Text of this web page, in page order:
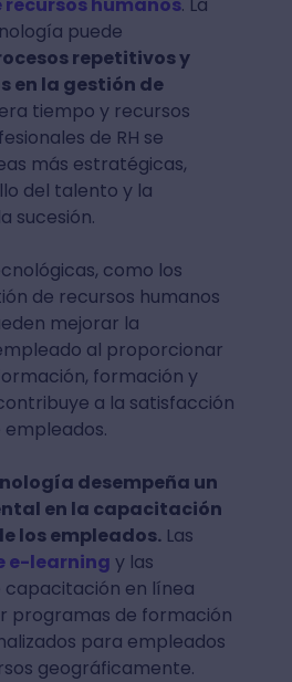
puede
repetitivos y
en la gestión de
tiempo y recursos
de RH se
más estratégicas,
del talento y la
sucesión.
como los
de recursos humanos
mejorar la
al proporcionar
formación y
a la satisfacción
desempeña un
en la capacitación
los empleados.Las
e-learning y las
en línea
programas de formación
para empleados
geográficamente.